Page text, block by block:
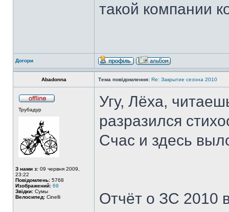
такой компании
Догори
Abadonna Тема повідомлення: Re: Закрытие сезона 2010
Трубадур
З нами з: 09 червня 2009,
23:22
Повідомлень: 5768
Изображений: 69
Звідки: Сумы
Велосипед: Cinelli
Угу, Лёха,
разразился
Счас и здесь
Отчёт о ЗС 2010